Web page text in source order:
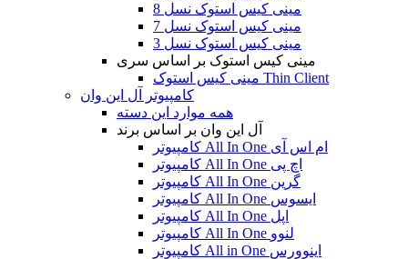
مینی کیس استوک نسل 8
مینی کیس استوک نسل 7
مینی کیس استوک نسل 3
مینی کیس استوک بر اساس سری
مینی کیس استوک Thin Client
کامپیوتر آل این وان
همه موارد این دسته
آل این وان بر اساس برند
کامپیوتر All In One ام اس آی
کامپیوتر All In One اچ پی
کامپیوتر All In One گرین
کامپیوتر All In One ایسوس
کامپیوتر All In One اپل
کامپیوتر All In One لنوو
کامپیوتر All in One اینوورس